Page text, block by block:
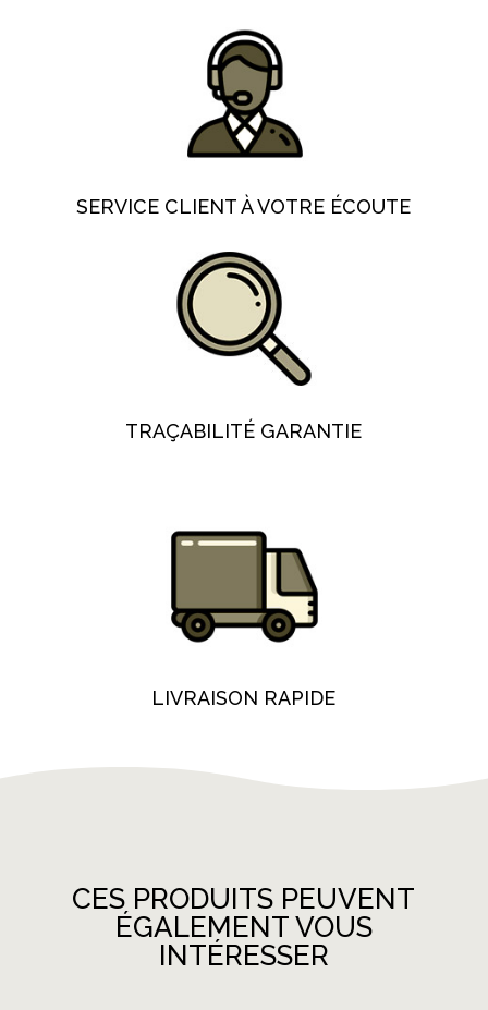
SERVICE CLIENT À VOTRE ÉCOUTE
TRAÇABILITÉ GARANTIE
LIVRAISON RAPIDE
CES PRODUITS PEUVENT
ÉGALEMENT VOUS
INTÉRESSER